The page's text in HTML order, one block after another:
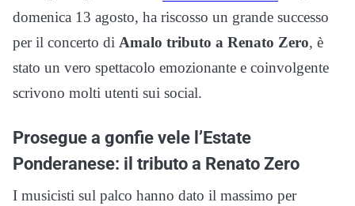
domenica 13 agosto, ha riscosso un grande successo
per il concerto di Amalo tributo a Renato Zero, è
stato un vero spettacolo emozionante e coinvolgente
scrivono molti utenti sui social.
Prosegue a gonfie vele l’Estate
Ponderanese: il tributo a Renato Zero
I musicisti sul palco hanno dato il massimo per